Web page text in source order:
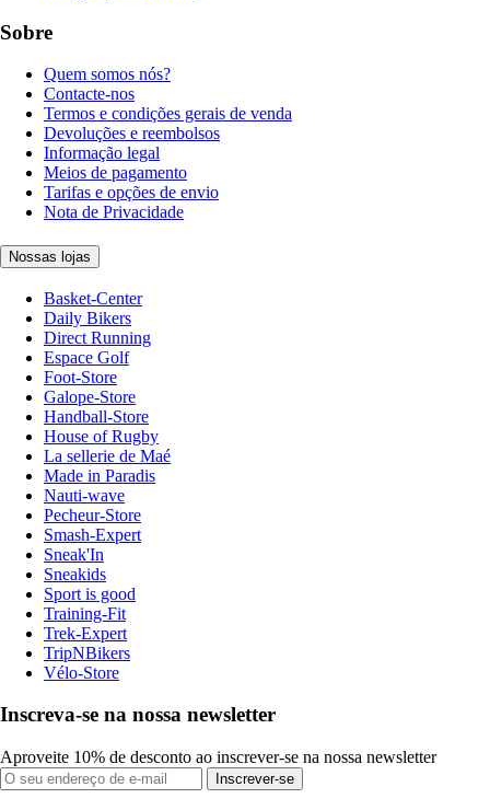
Sobre
Quem somos nós?
Contacte-nos
Termos e condições gerais de venda
Devoluções e reembolsos
Informação legal
Meios de pagamento
Tarifas e opções de envio
Nota de Privacidade
Nossas lojas
Basket-Center
Daily Bikers
Direct Running
Espace Golf
Foot-Store
Galope-Store
Handball-Store
House of Rugby
La sellerie de Maé
Made in Paradis
Nauti-wave
Pecheur-Store
Smash-Expert
Sneak'In
Sneakids
Sport is good
Training-Fit
Trek-Expert
TripNBikers
Vélo-Store
Inscreva-se na nossa newsletter
Aproveite 10% de desconto ao inscrever-se na nossa newsletter
Inscrever-se